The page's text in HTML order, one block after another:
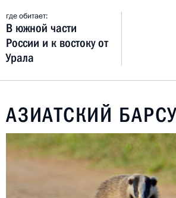
где обитает:
В южной части
России и к востоку от
Урала
АЗИАТСКИЙ